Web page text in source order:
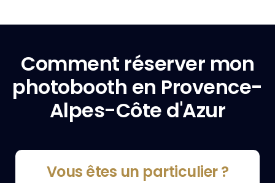
Comment réserver mon
photobooth en Provence-
Alpes-Côte d'Azur
Vous êtes un particulier ?